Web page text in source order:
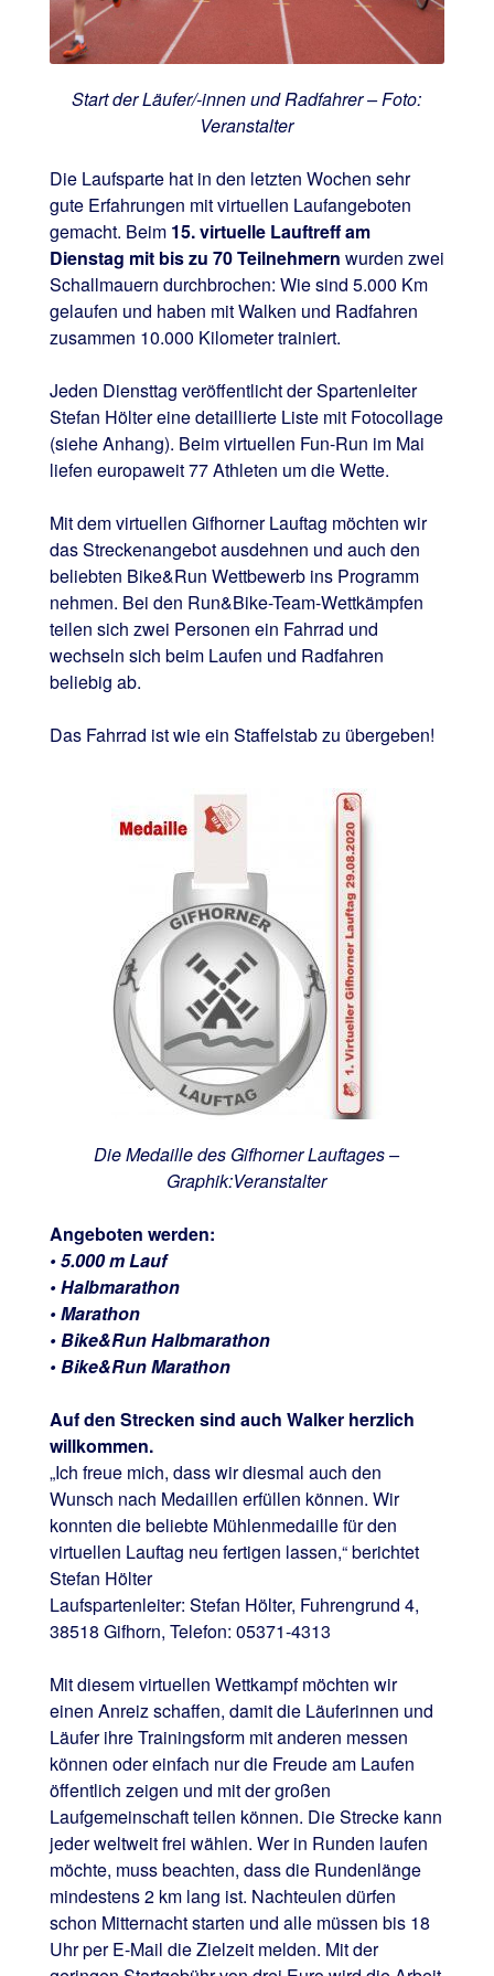
Start der Läufer/-innen und Radfahrer – Foto:
Veranstalter
Die Laufsparte hat in den letzten Wochen sehr
gute Erfahrungen mit virtuellen Laufangeboten
gemacht. Beim 15. virtuelle Lauftreff am
Dienstag mit bis zu 70 Teilnehmern wurden zwei
Schallmauern durchbrochen: Wie sind 5.000 Km
gelaufen und haben mit Walken und Radfahren
zusammen 10.000 Kilometer trainiert.
Jeden Diensttag veröffentlicht der Spartenleiter
Stefan Hölter eine detaillierte Liste mit Fotocollage
(siehe Anhang). Beim virtuellen Fun-Run im Mai
liefen europaweit 77 Athleten um die Wette.
Mit dem virtuellen Gifhorner Lauftag möchten wir
das Streckenangebot ausdehnen und auch den
beliebten Bike&Run Wettbewerb ins Programm
nehmen. Bei den Run&Bike-Team-Wettkämpfen
teilen sich zwei Personen ein Fahrrad und
wechseln sich beim Laufen und Radfahren
beliebig ab.
Das Fahrrad ist wie ein Staffelstab zu übergeben!
Die Medaille des Gifhorner Lauftages –
Graphik:Veranstalter
Angeboten werden:
• 5.000 m Lauf
• Halbmarathon
• Marathon
• Bike&Run Halbmarathon
• Bike&Run Marathon
Auf den Strecken sind auch Walker herzlich
willkommen.
„Ich freue mich, dass wir diesmal auch den
Wunsch nach Medaillen erfüllen können. Wir
konnten die beliebte Mühlenmedaille für den
virtuellen Lauftag neu fertigen lassen,“ berichtet
Stefan Hölter
Laufspartenleiter: Stefan Hölter, Fuhrengrund 4,
38518 Gifhorn, Telefon: 05371-4313
Mit diesem virtuellen Wettkampf möchten wir
einen Anreiz schaffen, damit die Läuferinnen und
Läufer ihre Trainingsform mit anderen messen
können oder einfach nur die Freude am Laufen
öffentlich zeigen und mit der großen
Laufgemeinschaft teilen können. Die Strecke kann
jeder weltweit frei wählen. Wer in Runden laufen
möchte, muss beachten, dass die Rundenlänge
mindestens 2 km lang ist. Nachteulen dürfen
schon Mitternacht starten und alle müssen bis 18
Uhr per E-Mail die Zielzeit melden. Mit der